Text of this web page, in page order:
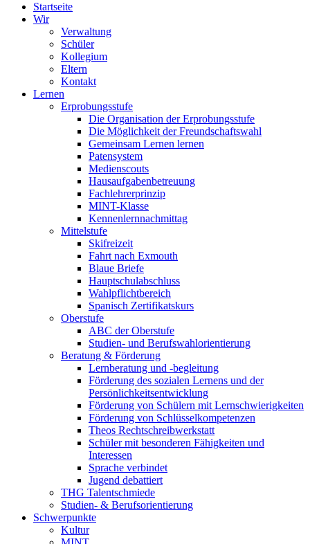
Startseite
Wir
Verwaltung
Schüler
Kollegium
Eltern
Kontakt
Lernen
Erprobungsstufe
Die Organisation der Erprobungsstufe
Die Möglichkeit der Freundschaftswahl
Gemeinsam Lernen lernen
Patensystem
Medienscouts
Hausaufgabenbetreuung
Fachlehrerprinzip
MINT-Klasse
Kennenlernnachmittag
Mittelstufe
Skifreizeit
Fahrt nach Exmouth
Blaue Briefe
Hauptschulabschluss
Wahlpflichtbereich
Spanisch Zertifikatskurs
Oberstufe
ABC der Oberstufe
Studien- und Berufswahlorientierung
Beratung & Förderung
Lernberatung und -begleitung
Förderung des sozialen Lernens und der
Persönlichkeitsentwicklung
Förderung von Schülern mit Lernschwierigkeiten
Förderung von Schlüsselkompetenzen
Theos Rechtschreibwerkstatt
Schüler mit besonderen Fähigkeiten und
Interessen
Sprache verbindet
Jugend debattiert
THG Talentschmiede
Studien- & Berufsorientierung
Schwerpunkte
Kultur